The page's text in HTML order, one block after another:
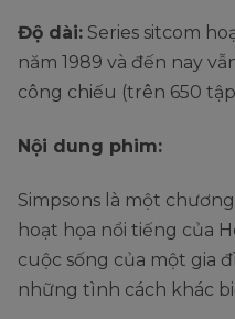
Độ dài: Series sitcom
năm 1989 và đến nay
công chiếu (trên 650
Nội dung phim:
Simpsons là một
hoạt họa nổi tiếng của
cuộc sống của một gia
những tình cách khác